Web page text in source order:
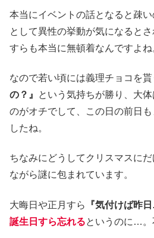
本当にイベントの話となると疎
として異性の挙動が気になると
すらも本当に無頓着なんですよね
なので若い頃には義理チョコを貰
の？』
という気持ちが勝り、大
のがオチでして、この日の前日
したね。
ちなみにどうしてクリスマスに
ながら謎に包まれています。
大晦日や正月すら 『気付けば昨
誕生日すら忘れるというのに…。